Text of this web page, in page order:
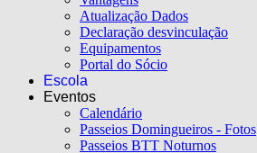
Atualização Dados
Declaração desvinculação
Equipamentos
Portal do Sócio
Escola
Eventos
Calendário
Passeios Domingueiros - Fotos
Passeios BTT Noturnos